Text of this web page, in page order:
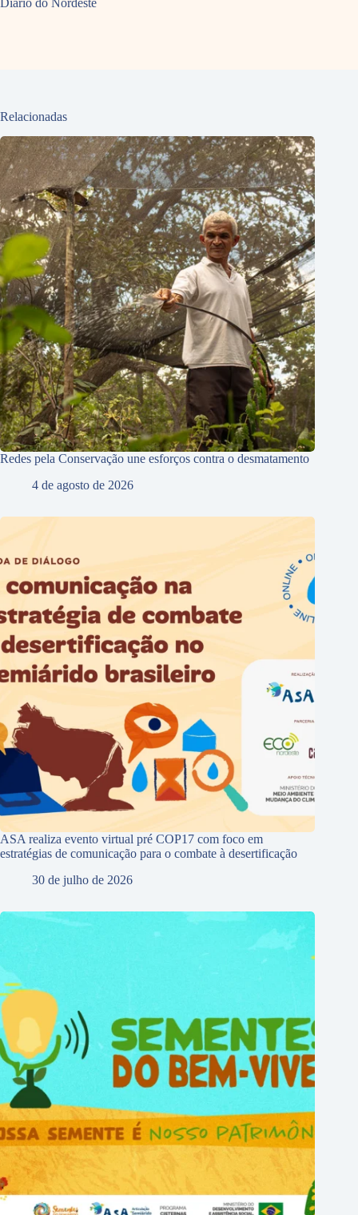
Diário do Nordeste
Relacionadas
Redes pela Conservação une esforços contra o desmatamento
4 de agosto de 2026
ASA realiza evento virtual pré COP17 com foco em
estratégias de comunicação para o combate à desertificação
30 de julho de 2026